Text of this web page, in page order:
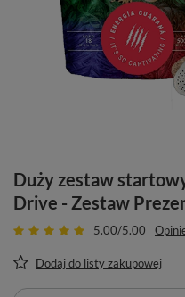
Duży zestaw
Drive - Zestaw
5.00/5.00
Dodaj do listy zakupowej